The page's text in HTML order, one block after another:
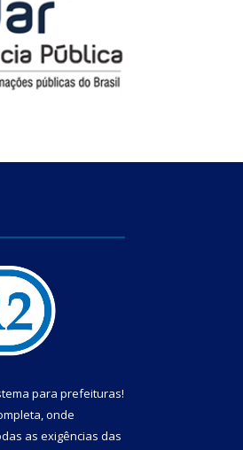
para prefeituras!
onde
as exigências das